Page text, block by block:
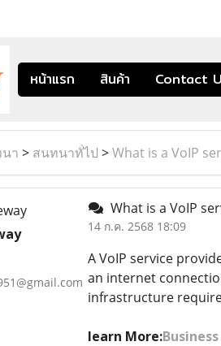
หน้าแรก สินค้า Contact
า > สนทนาทั่ไป >What is a VoIP
What is a VoIP
14 ก.ค. 2568 18:09
A VoIP service
an internet
infrastructure
learn More: